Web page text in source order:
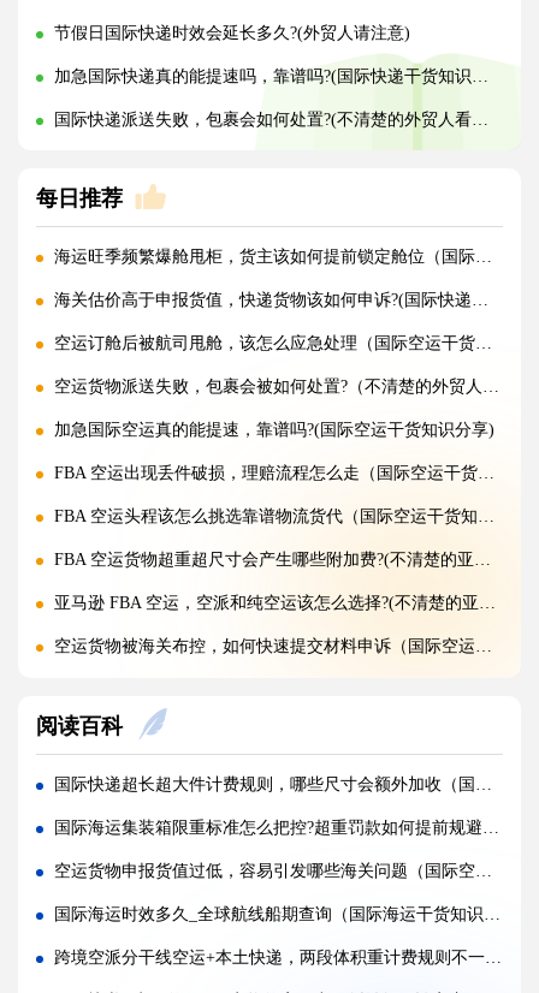
节假日国际快递时效会延长多久?(外贸人请注意)
加急国际快递真的能提速吗，靠谱吗?(国际快递干货知识分享)
国际快递派送失败，包裹会如何处置?(不清楚的外贸人看过来)
每日推荐
海运旺季频繁爆舱甩柜，货主该如何提前锁定舱位（国际海运干货知识分享）
海关估价高于申报货值，快递货物该如何申诉?(国际快递干货知识分享)
空运订舱后被航司甩舱，该怎么应急处理（国际空运干货知识分享）
空运货物派送失败，包裹会被如何处置?（不清楚的外贸人看过来）
加急国际空运真的能提速，靠谱吗?(国际空运干货知识分享)
FBA 空运出现丢件破损，理赔流程怎么走（国际空运干货知识分享）
FBA 空运头程该怎么挑选靠谱物流货代（国际空运干货知识分享）
FBA 空运货物超重超尺寸会产生哪些附加费?(不清楚的亚马逊卖家看过来)
亚马逊 FBA 空运，空派和纯空运该怎么选择?(不清楚的亚马逊卖家看过来)
空运货物被海关布控，如何快速提交材料申诉（国际空运干货知识分享）
国际空运低申报被海关查到，罚款比例是多少?(国际空运干货知识分享)
国际空运的运单有什么作用，包含哪些关键信息（国际空运干货知识分享）
国内哪些港口是国际空运主流始发机场（国际空运干货知识分享）
什么是泡货、重货，国际空运分别怎么定价（国际空运干货知识分享）
国际空运直达与中转航班，该如何选择（不清楚的外贸人看过来）
国际空运客机和全货机分别适合运什么货物（国际空运干货知识分享）
阅读百科
国际快递超长超大件计费规则，哪些尺寸会额外加收（国际快递干货知识分享）
国际海运集装箱限重标准怎么把控?超重罚款如何提前规避（国际海运干货知识分享）
空运货物申报货值过低，容易引发哪些海关问题（国际空运干货知识分享）
国际海运时效多久_全球航线船期查询（国际海运干货知识分享）
跨境空派分干线空运+本土快递，两段体积重计费规则不一致如何提前锁价（国际空运干货知识分享）